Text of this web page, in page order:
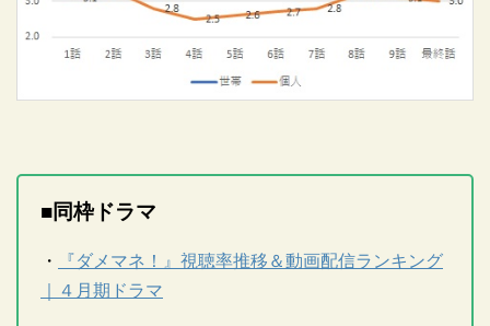
■同枠ドラマ
・
『ダメマネ！』視聴率推移＆動画配信ランキング
｜４月期ドラマ